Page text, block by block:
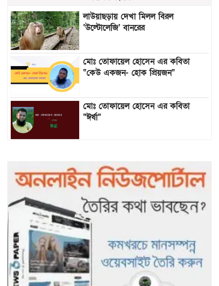
লাউয়াছড়ায় দেখা মিলল বিরল
‘উল্টোলেজি’ বানরের
মোঃ তোফায়েল হোসেন এর কবিতা
“কেউ একজন- হোক প্রিয়জন”
মোঃ তোফায়েল হোসেন এর কবিতা
“ঈর্ষা”
আটকে পড়া ১০ পর্যটককে উদ্ধার করল
পুলিশ ও ফায়ার সার্ভিস
গাছ না কেটে আমাদের পুড়িয়ে মারলে
ভালো হতো’: বন বিভাগের নিষ্ঠুরতায়
নিঃস্ব কৃষক